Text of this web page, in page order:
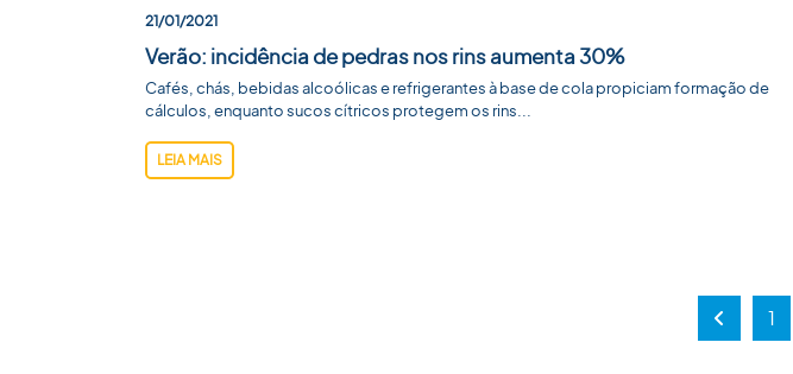
21/01/2021
Verão: incidência de pedras nos rins aumenta 30%
Cafés, chás, bebidas alcoólicas e refrigerantes à base de cola propiciam formação de
cálculos, enquanto sucos cítricos protegem os rins...
LEIA MAIS
Anterior
1